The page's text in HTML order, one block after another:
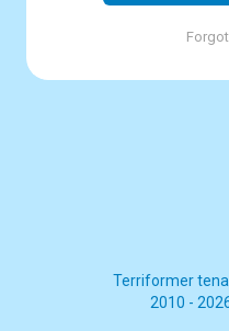
Terriformer
2010 -